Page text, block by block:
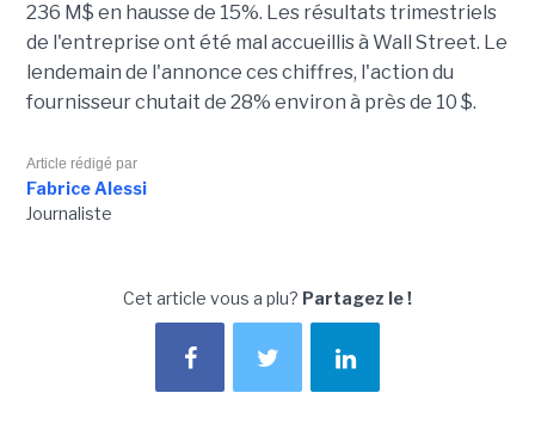
236 M$ en hausse de 15%. Les résultats trimestriels
de l'entreprise ont été mal accueillis à Wall Street. Le
lendemain de l'annonce ces chiffres, l'action du
fournisseur chutait de 28% environ à près de 10 $.
Article rédigé par
Fabrice Alessi
Journaliste
Cet article vous a plu? Partagez le !